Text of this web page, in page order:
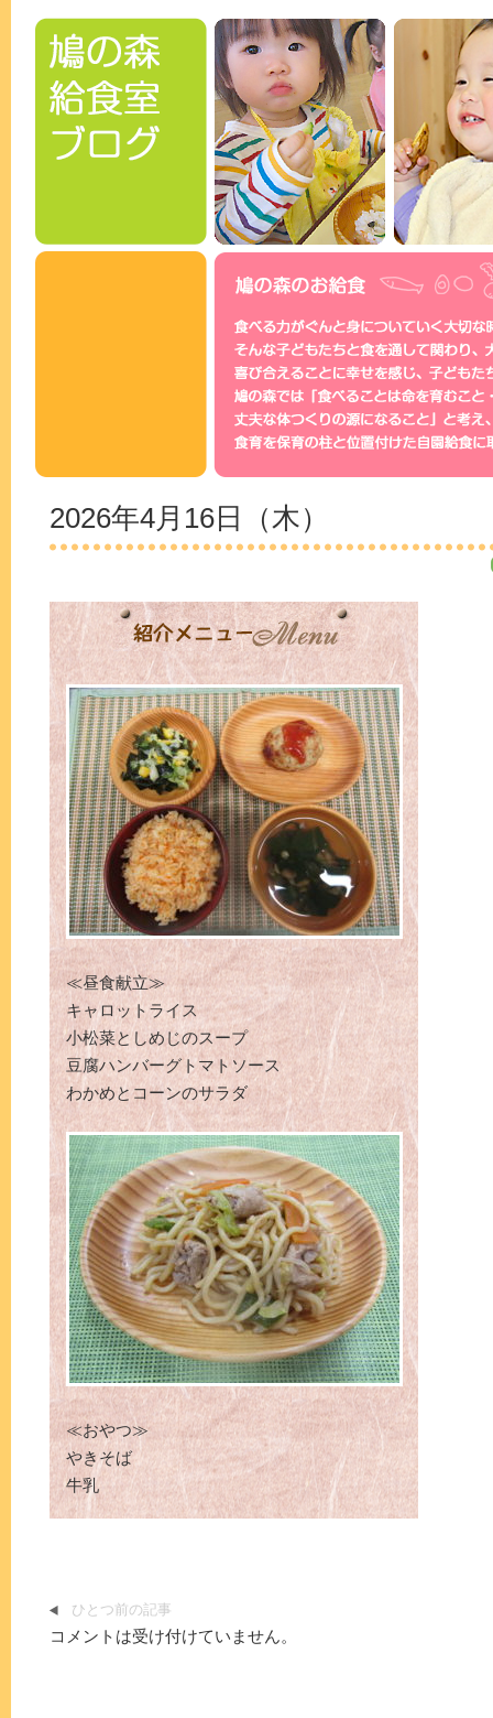
2026年4月16日（木）
≪昼食献立≫
キャロットライス
小松菜としめじのスープ
豆腐ハンバーグトマトソース
わかめとコーンのサラダ
≪おやつ≫
やきそば
牛乳
ひとつ前の記事
コメントは受け付けていません。